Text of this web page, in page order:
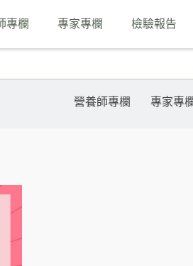
專欄 專家專欄 檢驗報告
營養師專欄 專家專